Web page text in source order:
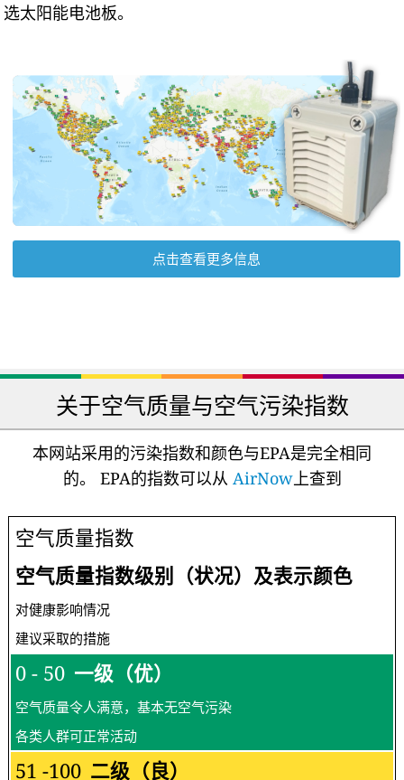
选太阳能电池板。
点击查看更多信息
关于空气质量与空气污染指数
本网站采用的污染指数和颜色与EPA是完全相同
的。 EPA的指数可以从 AirNow上查到
空气质量指数
空气质量指数级别（状况）及表示颜色
对健康影响情况
建议采取的措施
0 - 50 一级（优）
空气质量令人满意，基本无空气污染
各类人群可正常活动
51 -100 二级（良）